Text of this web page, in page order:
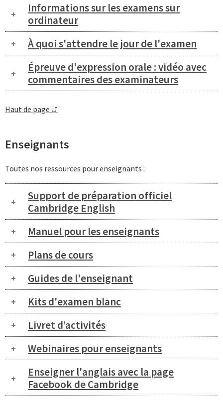
Informations sur les examens sur
ordinateur
À quoi s'attendre le jour de l'examen
Épreuve d'expression orale : vidéo avec
commentaires des examinateurs
Haut de page ⮍
Enseignants
Toutes nos ressources pour enseignants :
Support de préparation officiel
Cambridge English
Manuel pour les enseignants
Plans de cours
Guides de l'enseignant
Kits d'examen blanc
Livret d’activités
Webinaires pour enseignants
Enseigner l'anglais avec la page
Facebook de Cambridge